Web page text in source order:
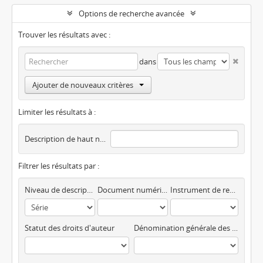
Options de recherche avancée
Trouver les résultats avec :
dans
Ajouter de nouveaux critères
Limiter les résultats à :
Description de haut niveau
Filtrer les résultats par :
Niveau de description Document numérique disponible Instrument de recherche
Statut des droits d'auteur Dénomination générale des documents